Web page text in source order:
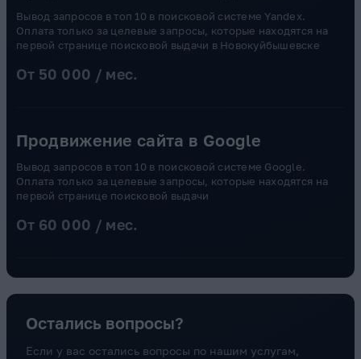
Вывод запросов в топ 10 в поисковой системе Yandex.
Оплата только за целевые запросы, которые находятся на
первой странице поисковой выдачи в Новокуйбышевске
От 50 000 / мес.
Продвижение сайта в Google
Вывод запросов в топ 10 в поисковой системе Google.
Оплата только за целевые запросы, которые находятся на
первой странице поисковой выдачи
От 60 000 / мес.
Остались вопросы?
Если у вас остались вопросы по нашим услугам,